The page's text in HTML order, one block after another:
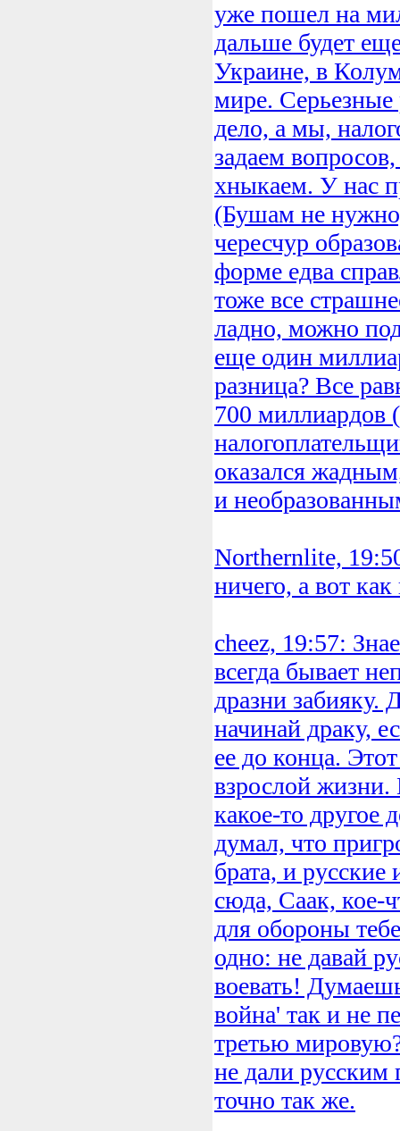
уже пошел на
дальше будет
Украине, в
мире. Серьезные
дело, а мы,
задаем
хныкаем. У нас
(Бушам не
чересчур
форме едва
тоже все
ладно, можно
еще один
разница? Все
700 миллиардов
оказался
и
Northernlite,
ничего, а вот
cheez, 19:57:
всегда бывает
дразни забияку.
начинай драку,
ее до конца.
взрослой
какое-то другое
думал, что
брата, и
сюда, Саак, кое-
для обороны
одно: не давай
воевать!
война' так и не
третью
не дали русским
точно так же.